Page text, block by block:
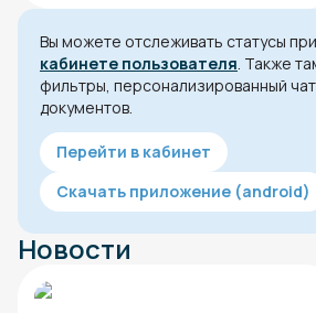
Вы можете отслеживать статусы
кабинете пользователя . Также
фильтры, персонализированный
документов.
Перейти в кабинет
Скачать приложение (android)
Новости